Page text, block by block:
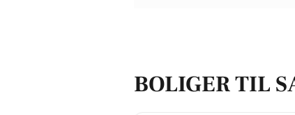
BOLIGER TIL